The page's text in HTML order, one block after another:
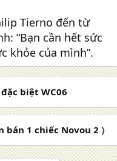
Tierno đến từ
“Bạn cần hết sức
khỏe của mình”.
đặc biệt WC06
bán 1 chiếc Novou 2 〉